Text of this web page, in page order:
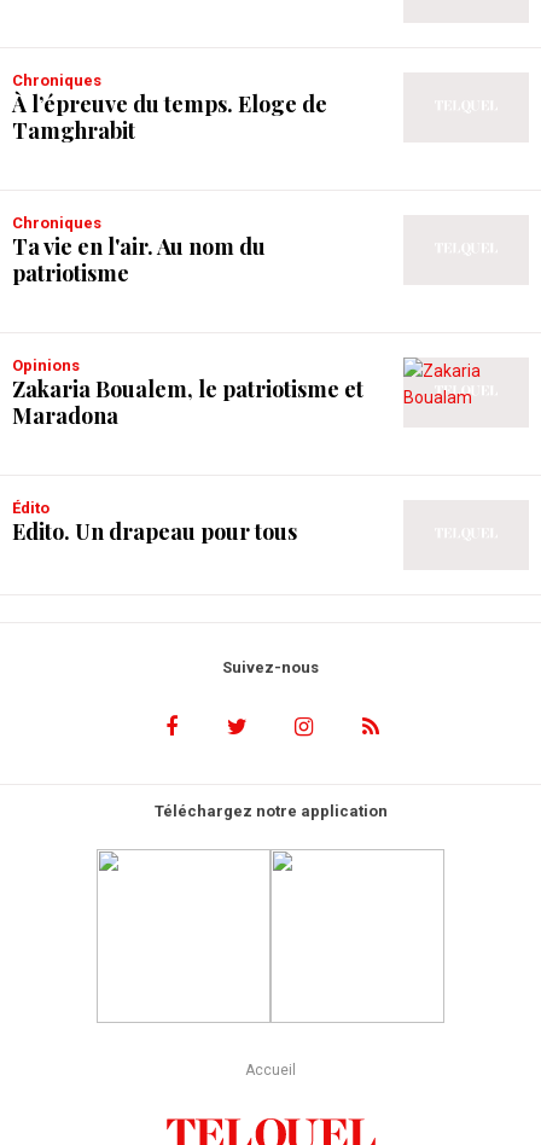
Chroniques
À l’épreuve du temps. Eloge de
Tamghrabit
Chroniques
Ta vie en l'air. Au nom du
patriotisme
Opinions
Zakaria Boualem, le patriotisme et
Maradona
Édito
Edito. Un drapeau pour tous
Suivez-nous
Téléchargez notre application
Accueil